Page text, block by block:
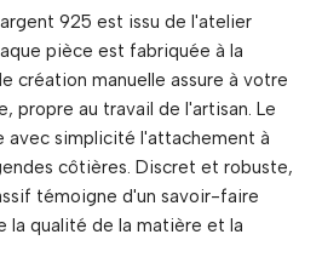
925 est issu de l'atelier
pièce est fabriquée à la
création manuelle assure à votre
propre au travail de l'artisan. Le
avec simplicité l'attachement à
côtières. Discret et robuste,
témoigne d'un savoir-faire
la qualité de la matière et la